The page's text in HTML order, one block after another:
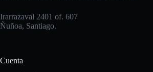
Irarrazaval 2401 of. 607
Ñuñoa, Santiago.
Cuenta